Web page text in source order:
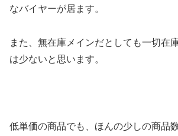
なバイヤーが居ます。
また、無在庫メインだとしても一切在
は少ないと思います。
低単価の商品でも、ほんの少しの商品